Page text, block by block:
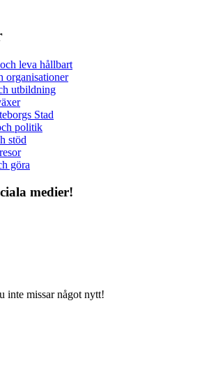
leva hållbart
organisationer
utbildning
Stad
politik
stöd
göra
medier!
inte missar något nytt!